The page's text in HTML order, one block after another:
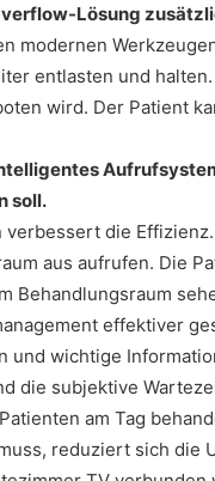
Lösung
modernen
entlasten und
wird. Der Patient
soll.
verbessert die
aus aufrufen. Die
Behandlungsraum
effektiver
und wichtige
die subjektive
am Tag
reduziert sich die